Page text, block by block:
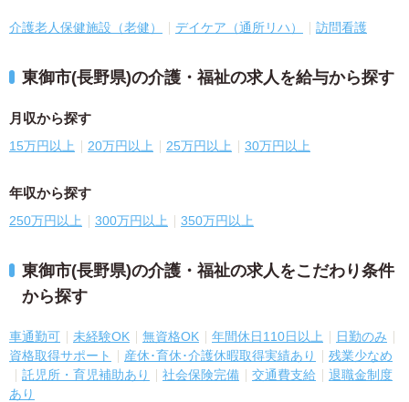
介護老人保健施設（老健） デイケア（通所リハ） 訪問看護
東御市(長野県)の介護・福祉の求人を給与から探す
月収から探す
15万円以上 20万円以上 25万円以上 30万円以上
年収から探す
250万円以上 300万円以上 350万円以上
東御市(長野県)の介護・福祉の求人をこだわり条件
から探す
車通勤可 未経験OK 無資格OK 年間休日110日以上
日勤のみ
資格取得サポート
産休･育休･介護休暇取得実績あり
残業少なめ
託児所・育児補助あり
社会保険完備 交通費支給
退職金制度
あり